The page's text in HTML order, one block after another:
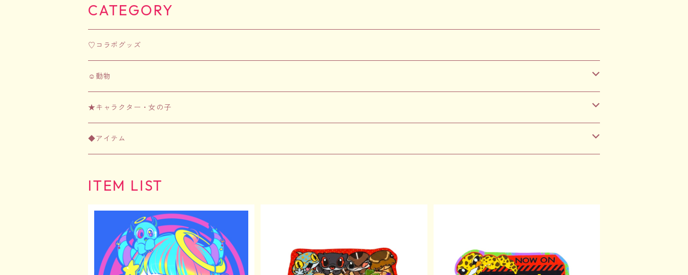
CATEGORY
♡コラボグッズ
☺︎動物
☺︎フェレット
アパレル
アクリルグッズ
3Dプリンターグッズ
☺︎齧歯類（ハムスター・チンチラなど）
アクリルグッズ
日用品
★キャラクター・女の子
★ちむずモンスター
アクリルグッズ
日用品
◆アイテム
その他
ポストカード&ステッカーセット
マグネット
アクリルグッズ
ITEM LIST